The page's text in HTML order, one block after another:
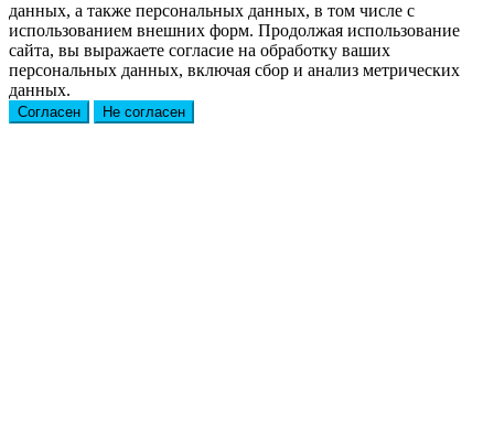
данных, а также персональных данных, в том числе с
использованием внешних форм. Продолжая использование
сайта, вы выражаете согласие на обработку ваших
персональных данных, включая сбор и анализ метрических
данных.
Согласен Не согласен